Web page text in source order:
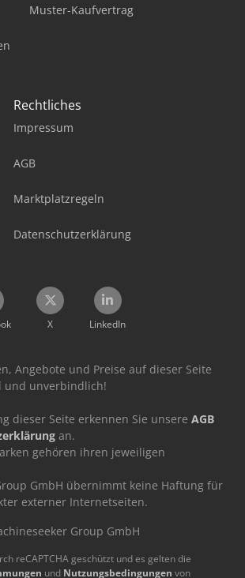
Muster-Kaufvertrag
Rechtliches
Impressum
AGB
Marktplatzregeln
Datenschutzerklärung
X LinkedIn
Angebote und Preise auf dieser Seite
und unverbindlich!
dieser Seite erkennen Sie unsere AGB
an.
gehören ihren jeweiligen
GmbH übernimmt keine Haftung für
externer Internetseiten.
Group GmbH
reCAPTCHA geschützt und es gelten die
und Nutzungsbedingungen von